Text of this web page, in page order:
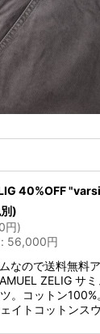
40%OFF
)
円)
: 56,000円
なので送料無料
ZELIG サ
。コットン
イトコットンス